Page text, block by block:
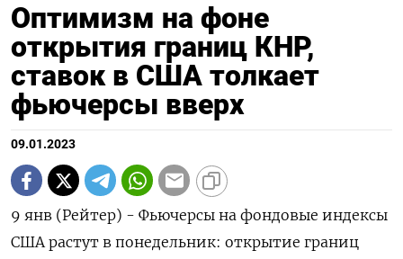
Оптимизм на фоне
открытия границ КНР,
ставок в США толкает
фьючерсы вверх
09.01.2023
9 янв (Рейтер) - Фьючерсы на фондовые индексы
США растут в понедельник: открытие границ